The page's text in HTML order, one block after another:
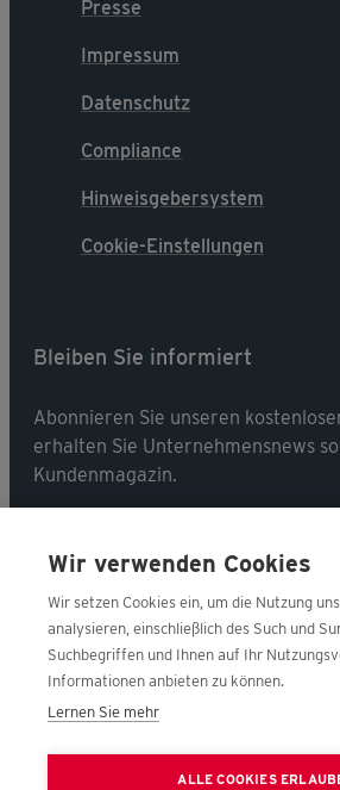
Presse
Impressum
Datenschutz
Compliance
Hinweisgebersystem
Cookie-Einstellungen
Bleiben Sie informiert
Abonnieren Sie unseren
erhalten Sie Unternehmensnews
Kundenmagazin.
Jetzt abonnieren
Folgen Sie uns
Wir verwenden Cookies
Wir setzen Cookies ein, um die Nutzung
analysieren, einschließlich des Such und
Suchbegriffen und Ihnen auf Ihr
Informationen anbieten zu können.
Lernen Sie mehr
ALLE COOKIES